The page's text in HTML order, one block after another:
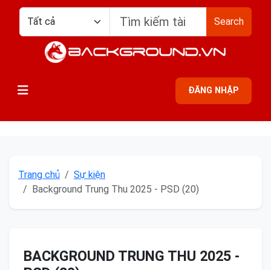
Search
ĐĂNG NHẬP
Trang chủ
Sự kiện
Background Trung Thu 2025 - PSD (20)
BACKGROUND TRUNG THU 2025 -